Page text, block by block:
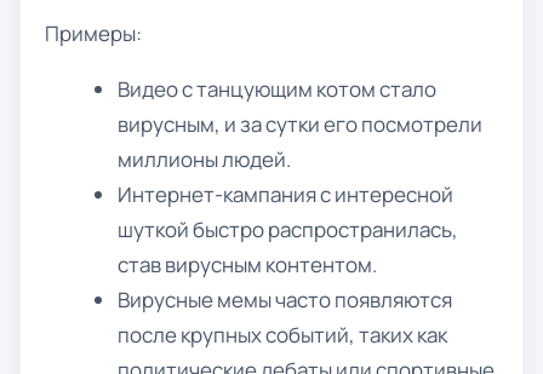
Примеры:
Видео с танцующим котом стало
вирусным, и за сутки его посмотрели
миллионы людей.
Интернет-кампания с интересной
шуткой быстро распространилась,
став вирусным контентом.
Вирусные мемы часто появляются
после крупных событий, таких как